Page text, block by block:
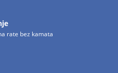
rate bez kamata